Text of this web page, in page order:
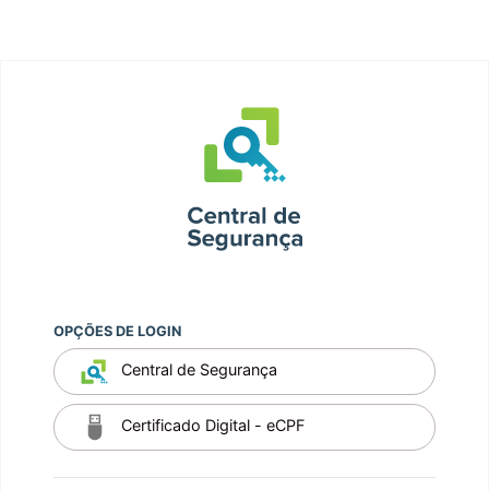
OPÇÕES DE LOGIN
Central de Segurança
Certificado Digital - eCPF